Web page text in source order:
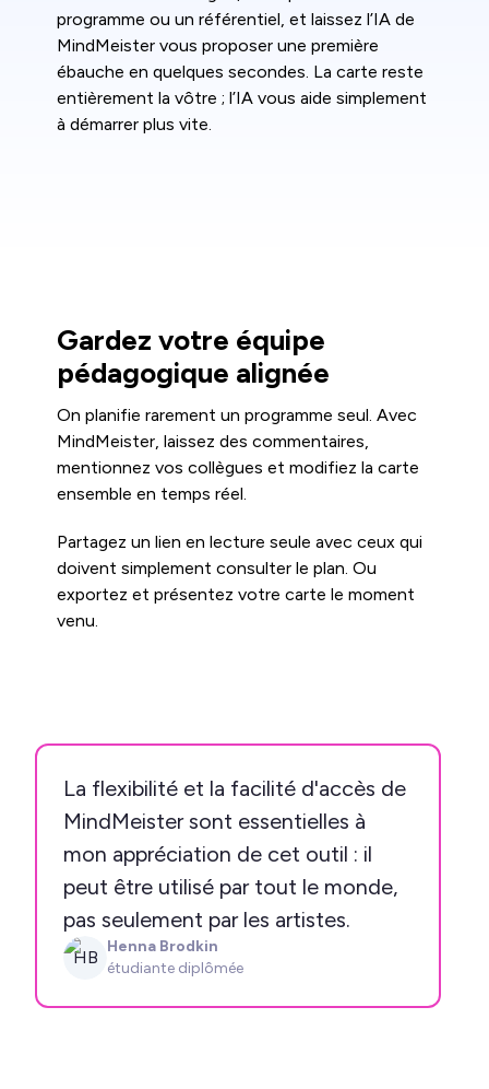
programme ou un référentiel, et laissez l’IA de
MindMeister vous proposer une première
ébauche en quelques secondes. La carte reste
entièrement la vôtre ; l’IA vous aide simplement
à démarrer plus vite.
Gardez votre équipe
pédagogique alignée
On planifie rarement un programme seul. Avec
MindMeister, laissez des commentaires,
mentionnez vos collègues et modifiez la carte
ensemble en temps réel.
Partagez un lien en lecture seule avec ceux qui
doivent simplement consulter le plan. Ou
exportez et présentez votre carte le moment
venu.
La flexibilité et la facilité d'accès de
MindMeister sont essentielles à
mon appréciation de cet outil : il
peut être utilisé par tout le monde,
pas seulement par les artistes.
HB
Henna Brodkin
étudiante diplômée